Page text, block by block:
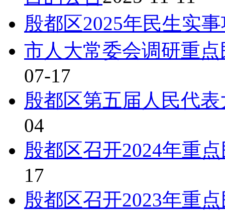
殷都区2025年民生实
市人大常委会调研重
07-17
殷都区第五届人民代
04
殷都区召开2024年重
17
殷都区召开2023年重